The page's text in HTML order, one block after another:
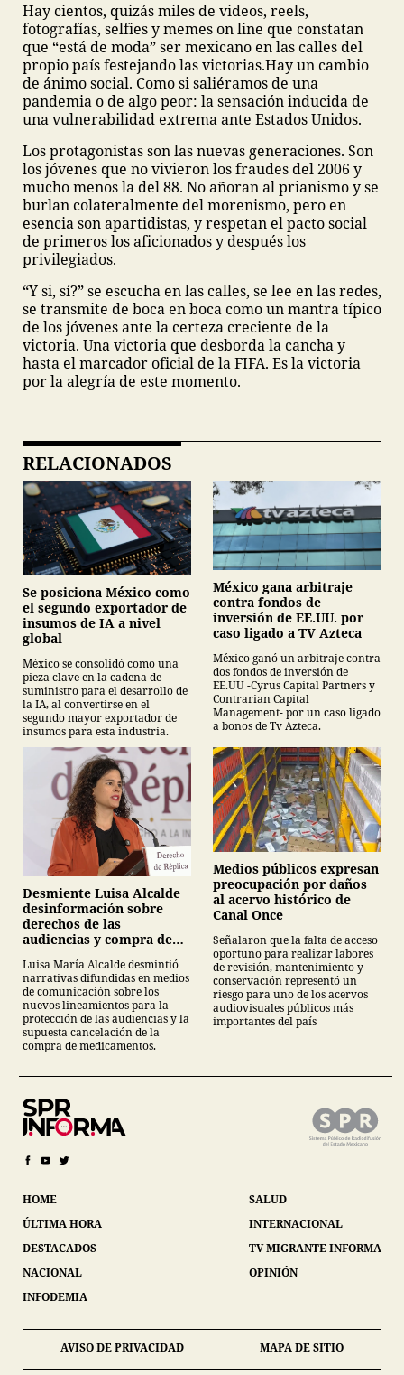
Hay cientos, quizás miles de videos, reels,
fotografías, selfies y memes on line que constatan
que “está de moda” ser mexicano en las calles del
propio país festejando las victorias.Hay un cambio
de ánimo social. Como si saliéramos de una
pandemia o de algo peor: la sensación inducida de
una vulnerabilidad extrema ante Estados Unidos.
Los protagonistas son las nuevas generaciones. Son
los jóvenes que no vivieron los fraudes del 2006 y
mucho menos la del 88. No añoran al prianismo y se
burlan colateralmente del morenismo, pero en
esencia son apartidistas, y respetan el pacto social
de primeros los aficionados y después los
privilegiados.
“Y si, sí?” se escucha en las calles, se lee en las redes,
se transmite de boca en boca como un mantra típico
de los jóvenes ante la certeza creciente de la
victoria. Una victoria que desborda la cancha y
hasta el marcador oficial de la FIFA. Es la victoria
por la alegría de este momento.
RELACIONADOS
Se posiciona México como
el segundo exportador de
insumos de IA a nivel
global
México se consolidó como una
pieza clave en la cadena de
suministro para el desarrollo de
la IA, al convertirse en el
segundo mayor exportador de
insumos para esta industria.
México gana arbitraje
contra fondos de
inversión de EE.UU. por
caso ligado a TV Azteca
México ganó un arbitraje contra
dos fondos de inversión de
EE.UU -Cyrus Capital Partners y
Contrarian Capital
Management- por un caso ligado
a bonos de Tv Azteca.
Desmiente Luisa Alcalde
desinformación sobre
derechos de las
audiencias y compra de
Luisa María Alcalde desmintió
narrativas difundidas en medios
de comunicación sobre los
nuevos lineamientos para la
protección de las audiencias y la
supuesta cancelación de la
compra de medicamentos.
Medios públicos expresan
preocupación por daños
al acervo histórico de
Canal Once
Señalaron que la falta de acceso
oportuno para realizar labores
de revisión, mantenimiento y
conservación representó un
riesgo para uno de los acervos
audiovisuales públicos más
importantes del país
HOME
ÚLTIMA HORA
DESTACADOS
NACIONAL
INFODEMIA
SALUD
INTERNACIONAL
TV MIGRANTE INFORMA
OPINIÓN
AVISO DE PRIVACIDAD MAPA DE SITIO